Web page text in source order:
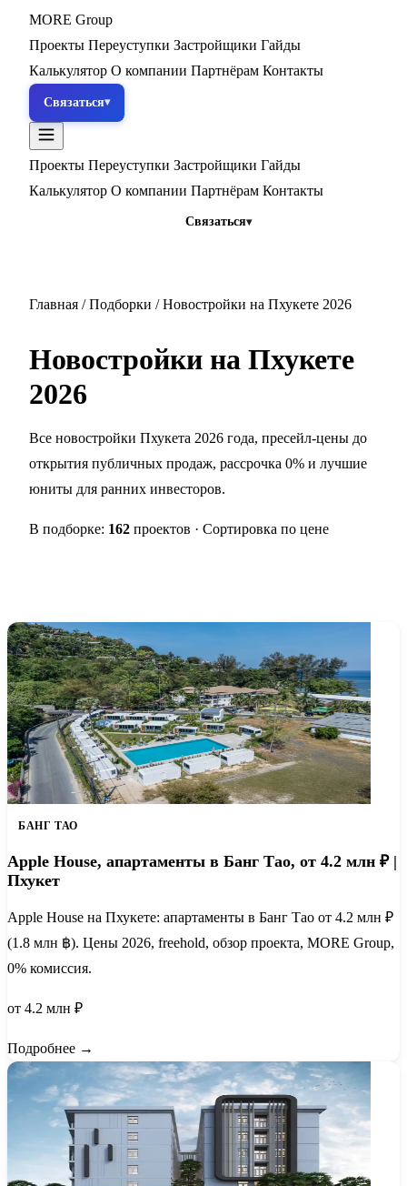
MORE Group
Проекты Переуступки Застройщики Гайды
Калькулятор О компании Партнёрам Контакты
Связаться
Проекты Переуступки Застройщики Гайды
Калькулятор О компании Партнёрам Контакты
Связаться
Главная / Подборки / Новостройки на Пхукете 2026
Новостройки на Пхукете
2026
Все новостройки Пхукета 2026 года, пресейл-цены до
открытия публичных продаж, рассрочка 0% и лучшие
юниты для ранних инвесторов.
В подборке: 162 проектов · Сортировка по цене
БАНГ ТАО
Apple House, апартаменты в Банг Тао, от 4.2 млн ₽ |
Пхукет
Apple House на Пхукете: апартаменты в Банг Тао от 4.2 млн ₽
(1.8 млн ฿). Цены 2026, freehold, обзор проекта, MORE Group,
0% комиссия.
от 4.2 млн ₽
Подробнее →